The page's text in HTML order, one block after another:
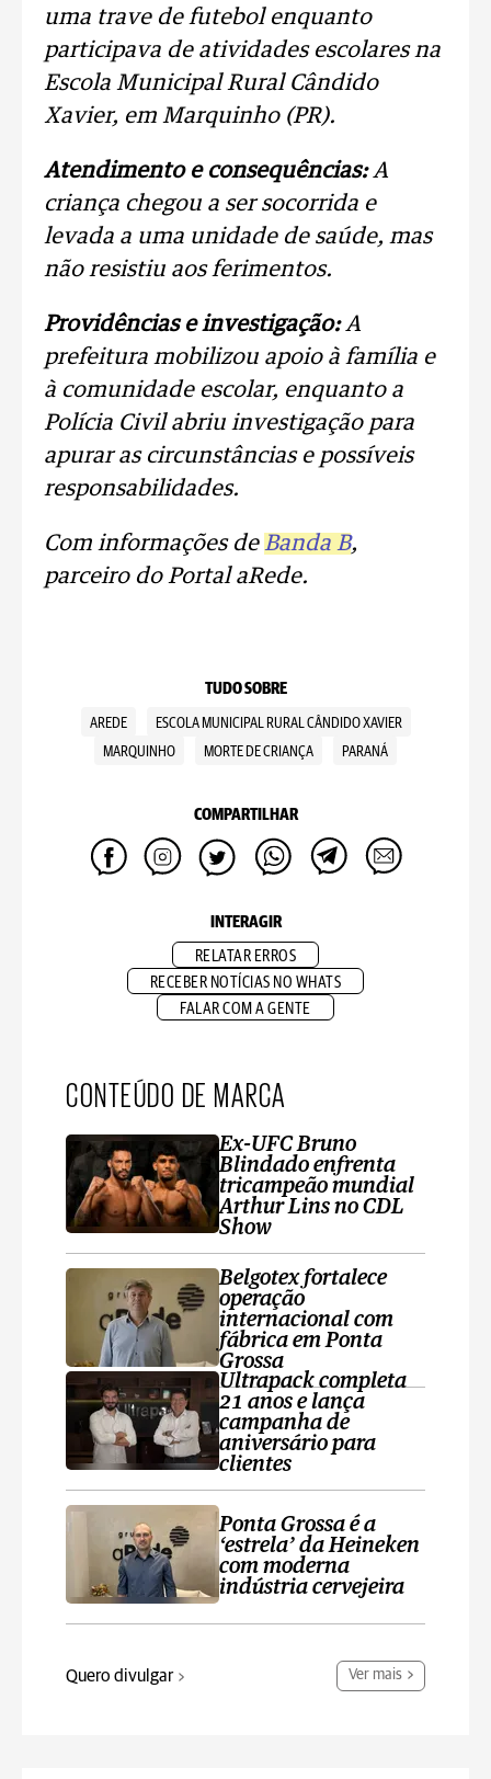
uma trave de futebol enquanto
participava de atividades escolares na
Escola Municipal Rural Cândido
Xavier, em Marquinho (PR).
Atendimento e consequências: A
criança chegou a ser socorrida e
levada a uma unidade de saúde, mas
não resistiu aos ferimentos.
Providências e investigação: A
prefeitura mobilizou apoio à família e
à comunidade escolar, enquanto a
Polícia Civil abriu investigação para
apurar as circunstâncias e possíveis
responsabilidades.
Com informações de Banda B,
parceiro do Portal aRede.
TUDO SOBRE
AREDE
ESCOLA MUNICIPAL RURAL CÂNDIDO XAVIER
MARQUINHO
MORTE DE CRIANÇA PARANÁ
COMPARTILHAR
INTERAGIR
RELATAR ERROS
RECEBER NOTÍCIAS NO WHATS
FALAR COM A GENTE
CONTEÚDO DE MARCA
Ex-UFC Bruno
Blindado enfrenta
tricampeão mundial
Arthur Lins no CDL
Show
Belgotex fortalece
operação
internacional com
fábrica em Ponta
Grossa
Ultrapack completa
21 anos e lança
campanha de
aniversário para
clientes
Ponta Grossa é a
‘estrela’ da Heineken
com moderna
indústria cervejeira
Quero divulgar Ver mais